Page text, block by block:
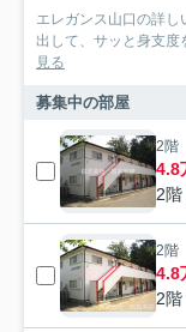
エレガンス山口の詳
出して、サッと身支度
見る
募集中の部屋
2階
4.8
2階
2階
4.8
2階